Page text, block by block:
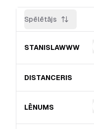
Spēlētājs
STANISLAWWW
DISTANCERIS
LĒNUMS